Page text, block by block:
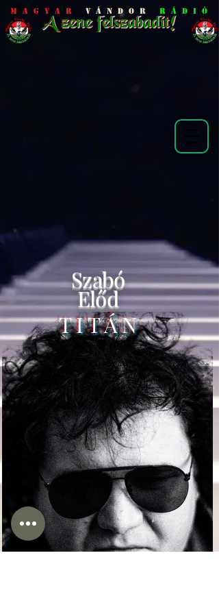
M a g y a r V á n d o r R á d i ó
Szabó
Előd
T I T Á N